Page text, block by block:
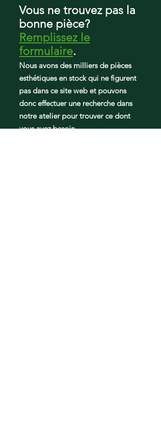
ABL1927FES ABL192ZFES12
ABR1927FES12 ABR1927FES
ABR192ZFES12 ADD1927DEB14
GB1924PEKB GB1924PEKB
GB1924PEKB12 GB1924PEKS
GB1924PEKS GB1924PEKW
GB1924PEKW GB1924PEKW12
GB5525PEAS10 GB5525PEAS10
GB5525PEAW10 GB5525PEAW10
GB5526FEAS10 GB5526FEAS10
GB5526FEAW10 GB5526FEAW10
Vous ne trouvez pas la
bonne pièce?
Remplissez le
formulaire.
Nous avons des milliers de pièces
esthétiques en stock qui ne figurent
pas dans ce site web et pouvons
donc effectuer une recherche dans
notre atelier pour trouver ce dont
vous avez besoin.